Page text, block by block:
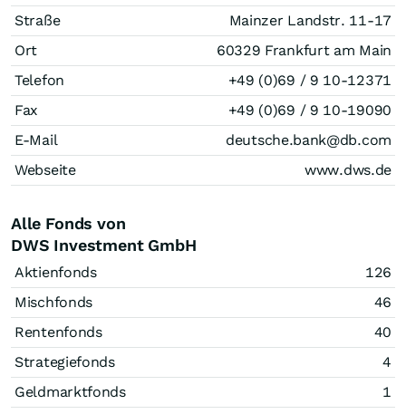
Straße
Mainzer Landstr. 11-17
Ort
60329 Frankfurt am Main
Telefon
+49 (0)69 / 9 10-12371
Fax
+49 (0)69 / 9 10-19090
E-Mail
deutsche.bank@db.com
Webseite
www.dws.de
Alle Fonds von
DWS Investment GmbH
Aktienfonds
126
Mischfonds
46
Rentenfonds
40
Strategiefonds
4
Geldmarktfonds
1